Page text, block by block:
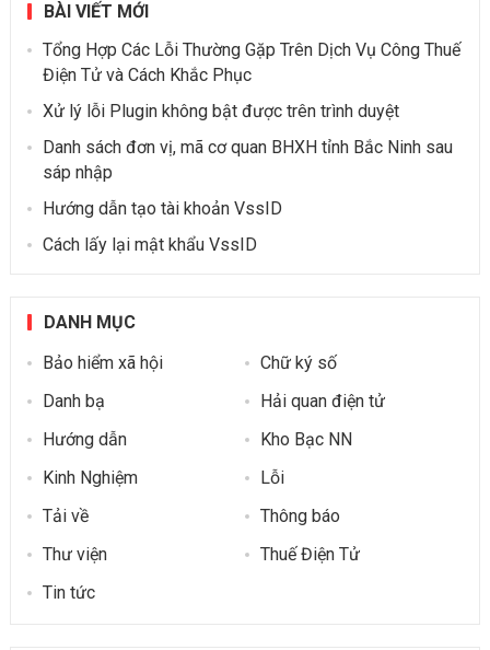
BÀI VIẾT MỚI
Tổng Hợp Các Lỗi Thường Gặp Trên Dịch Vụ Công Thuế
Điện Tử và Cách Khắc Phục
Xử lý lỗi Plugin không bật được trên trình duyệt
Danh sách đơn vị, mã cơ quan BHXH tỉnh Bắc Ninh sau
sáp nhập
Hướng dẫn tạo tài khoản VssID
Cách lấy lại mật khẩu VssID
DANH MỤC
Bảo hiểm xã hội
Chữ ký số
Danh bạ
Hải quan điện tử
Hướng dẫn
Kho Bạc NN
Kinh Nghiệm
Lỗi
Tải về
Thông báo
Thư viện
Thuế Điện Tử
Tin tức